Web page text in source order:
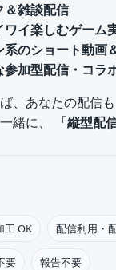
＆雑談配信
ワイ楽しむゲーム
系のショート動画
参加型配信・コラ
、あなたの配信も
緒に、
「縦型配
工 OK 配信利用・
要 報告不要